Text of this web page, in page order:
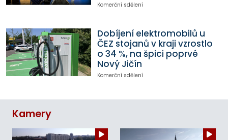
Komerční sdělení
Dobíjení elektromobilů u
ČEZ stojanů v kraji vzrostlo
o 34 %, na špici poprvé
Nový Jičín
Komerční sdělení
Kamery